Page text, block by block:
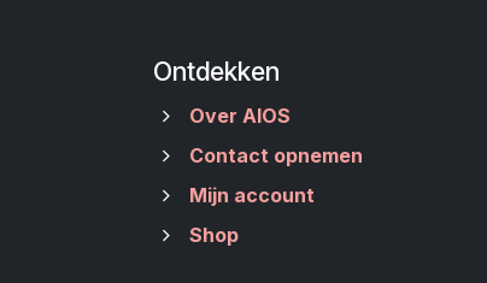
Ontdekken
Over AIOS
Contact opnemen
Mijn account
Shop